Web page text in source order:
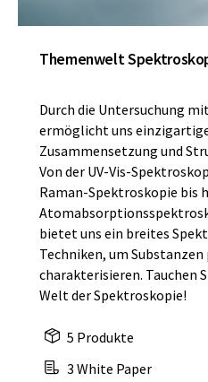
Themenwelt
Durch die Untersuchung
ermöglicht uns
Zusammensetzung und
Von der UV-Vis-
Raman-Spektroskopie bis
bietet uns ein breites
Techniken, um Substanzen
charakterisieren. Tauchen
Welt der Spektroskopie!
5 Produkte
3 White Paper